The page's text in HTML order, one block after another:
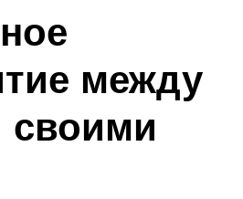
между
своими